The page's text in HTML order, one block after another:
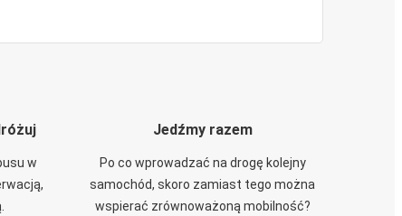
w
Jedźmy razem
Po co wprowadzać na drogę kolejny
samochód, skoro zamiast tego można
wspierać zrównoważoną mobilność?